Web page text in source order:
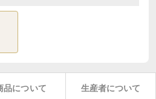
品について 生産者について